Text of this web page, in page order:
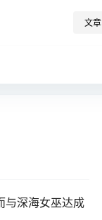
文章
与深海女巫达成